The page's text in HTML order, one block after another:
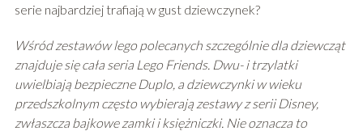
serie najbardziej trafiają w gust dziewczynek?
Wśród zestawów lego polecanych szczególnie dla dziewcząt
znajduje się cała seria Lego Friends. Dwu- i trzylatki
uwielbiają bezpieczne Duplo, a dziewczynki w wieku
przedszkolnym często wybierają zestawy z serii Disney,
zwłaszcza bajkowe zamki i księżniczki. Nie oznacza to